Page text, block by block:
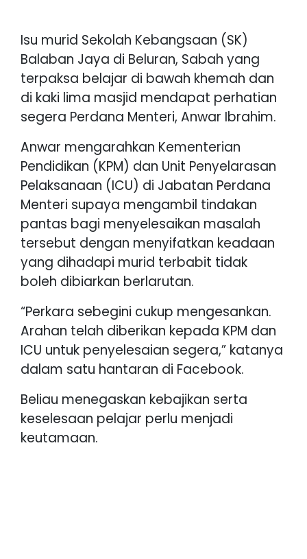
Isu murid Sekolah Kebangsaan (SK)
Balaban Jaya di Beluran, Sabah yang
terpaksa belajar di bawah khemah dan
di kaki lima masjid mendapat perhatian
segera Perdana Menteri, Anwar Ibrahim.
Anwar mengarahkan Kementerian
Pendidikan (KPM) dan Unit Penyelarasan
Pelaksanaan (ICU) di Jabatan Perdana
Menteri supaya mengambil tindakan
pantas bagi menyelesaikan masalah
tersebut dengan menyifatkan keadaan
yang dihadapi murid terbabit tidak
boleh dibiarkan berlarutan.
“Perkara sebegini cukup mengesankan.
Arahan telah diberikan kepada KPM dan
ICU untuk penyelesaian segera,” katanya
dalam satu hantaran di Facebook.
Beliau menegaskan kebajikan serta
keselesaan pelajar perlu menjadi
keutamaan.